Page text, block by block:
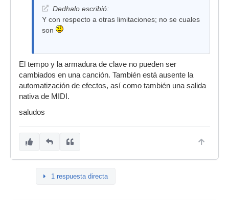
Dedhalo escribió:
Y con respecto a otras limitaciones; no se cuales
son
El tempo y la armadura de clave no pueden ser
cambiados en una canción. También está ausente la
automatización de efectos, así como también una salida
nativa de MIDI.
saludos
1 respuesta directa